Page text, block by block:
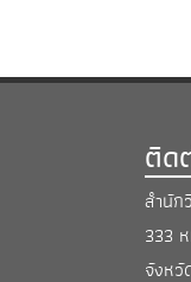
ติด
สำนัก
333
จังหวั